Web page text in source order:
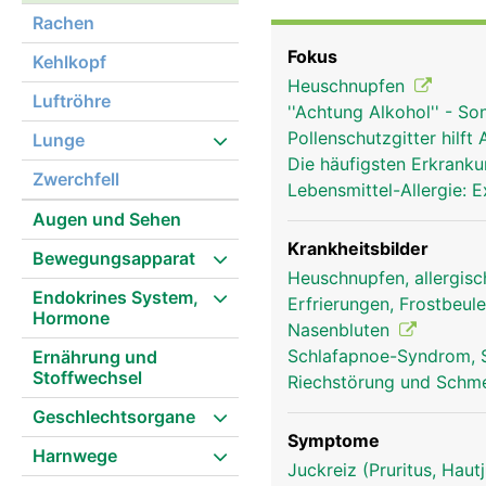
Rachen
Kehlkopf
Luftröhre
Lunge
Zwerchfell
Augen und Sehen
Bewegungsapparat
Endokrines System,
Hormone
Ernährung und
Stoffwechsel
Geschlechtsorgane
Harnwege
über 10 Millionen
Verbindung der Nase
Stimmbildung aus.
Fokus
Heuschnupfen
''Achtung Alkohol'' -
Pollenschutzgitter hilft
Die häufigsten
Lebensmittel-Allergie:
Krankheitsbilder
Heuschnupfen,
Erfrierungen,
Nasenbluten
Schlafapnoe-Syndrom,
Riechstörung und
Symptome
Juckreiz (Pruritus,